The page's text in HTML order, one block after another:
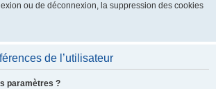
ou de déconnexion, la suppression des cookies
de l’utilisateur
paramètres ?